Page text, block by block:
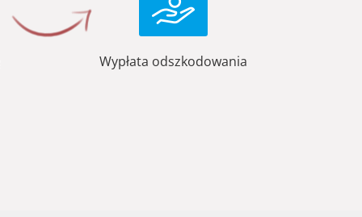
Wypłata odszkodowania